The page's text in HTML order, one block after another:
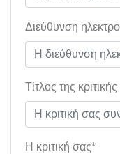
Διεύθυνση
Τίτλος της
Η κριτική σας*